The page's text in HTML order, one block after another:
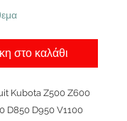
στο καλάθι
Kubota Z500 Z600
D850 D950 V1100